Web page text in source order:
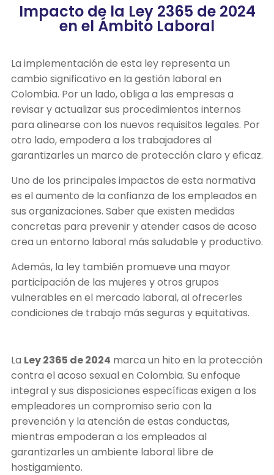
Impacto de la Ley 2365 de 2024
en el Ámbito Laboral
La implementación de esta ley representa un
cambio significativo en la gestión laboral en
Colombia. Por un lado, obliga a las empresas a
revisar y actualizar sus procedimientos internos
para alinearse con los nuevos requisitos legales. Por
otro lado, empodera a los trabajadores al
garantizarles un marco de protección claro y eficaz.
Uno de los principales impactos de esta normativa
es el aumento de la confianza de los empleados en
sus organizaciones. Saber que existen medidas
concretas para prevenir y atender casos de acoso
crea un entorno laboral más saludable y productivo.
Además, la ley también promueve una mayor
participación de las mujeres y otros grupos
vulnerables en el mercado laboral, al ofrecerles
condiciones de trabajo más seguras y equitativas.
La Ley 2365 de 2024 marca un hito en la protección
contra el acoso sexual en Colombia. Su enfoque
integral y sus disposiciones específicas exigen a los
empleadores un compromiso serio con la
prevención y la atención de estas conductas,
mientras empoderan a los empleados al
garantizarles un ambiente laboral libre de
hostigamiento.